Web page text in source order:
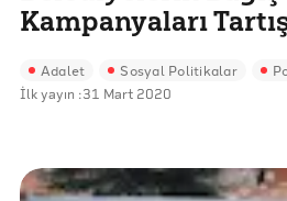
Kampanyaları
Adalet Sosyal Politikalar
İlk yayın :31 Mart 2020